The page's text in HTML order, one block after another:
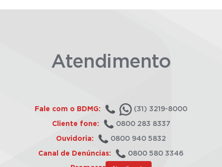
Atendimento
Fale com o BDMG: (31) 3219-8000
Cliente fone: 0800 283 8337
Ouvidoria: 0800 940 5832
Canal de Denúncias: 0800 580 3346